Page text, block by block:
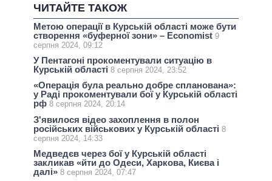
ЧИТАЙТЕ ТАКОЖ
Метою операції в Курській області може бути
створення «буферної зони» – Economist 9
серпня 2024, 09:12
У Пентагоні прокоментували ситуацію в
Курській області 8 серпня 2024, 23:52
«Операція була реально добре спланована»:
у Раді прокоментували бої у Курській області
рф 8 серпня 2024, 20:14
З'явилося відео захоплення в полон
російських військових у Курській області 8
серпня 2024, 14:33
Медведєв через бої у Курській області
закликав «йти до Одеси, Харкова, Києва і
далі» 8 серпня 2024, 07:47